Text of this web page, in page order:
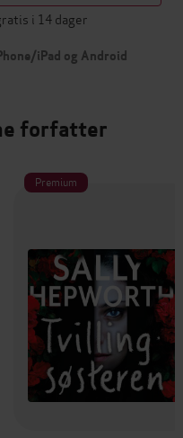
i 14 dager
iPad og Android
forfatter
Premium